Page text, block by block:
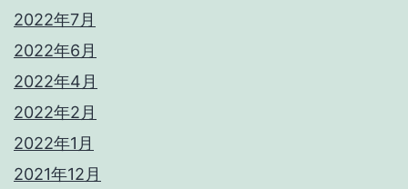
2022年7月
2022年6月
2022年4月
2022年2月
2022年1月
2021年12月